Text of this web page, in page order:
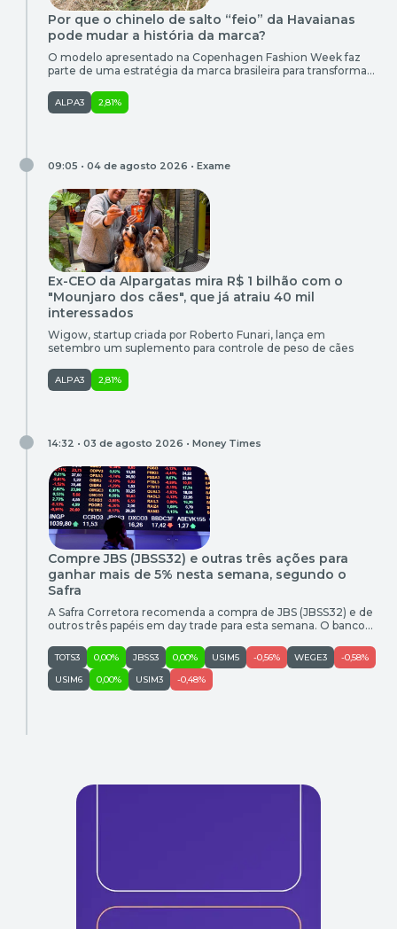
Por que o chinelo de salto “feio” da Havaianas
pode mudar a história da marca?
O modelo apresentado na Copenhagen Fashion Week faz
parte de uma estratégia da marca brasileira para transformar
ALPA3 2,81%
09:05 • 04 de agosto 2026 • Exame
Ex-CEO da Alpargatas mira R$ 1 bilhão com o
"Mounjaro dos cães", que já atraiu 40 mil
interessados
Wigow, startup criada por Roberto Funari, lança em
setembro um suplemento para controle de peso de cães
ALPA3 2,81%
14:32 • 03 de agosto 2026 • Money Times
Compre JBS (JBSS32) e outras três ações para
ganhar mais de 5% nesta semana, segundo o
Safra
A Safra Corretora recomenda a compra de JBS (JBSS32) e de
outros três papéis em day trade para esta semana. O banco
as oportunidades de compra e venda entre os dias 3 e 7 de
agosto: Empresa Ativo Call Entrada (R$) Objetivo (R$) Ganho
Potencial Stop (R$) […]
TOTS3 0,00% JBSS3 0,00% USIM5 -0,56% WEGE3
-0,58%
USIM6
0,00% USIM3 -0,48%